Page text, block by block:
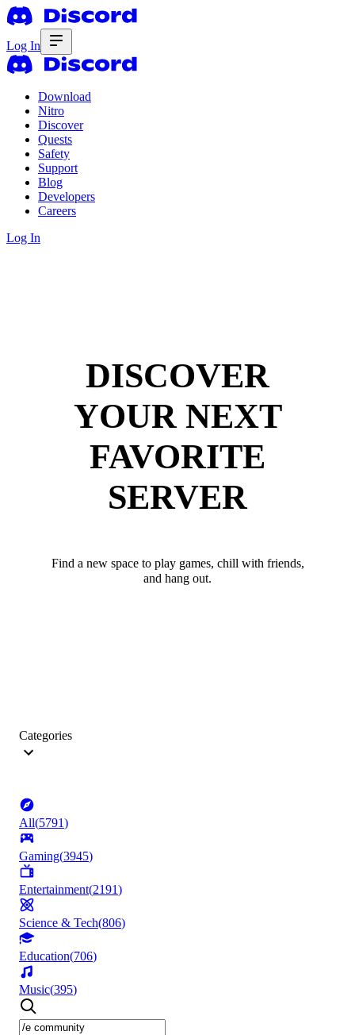
Log In
Download
Nitro
Discover
Quests
Safety
Support
Blog
Developers
Careers
Log In
DISCOVER
YOUR NEXT
FAVORITE
SERVER
Find a new space to play games, chill with friends,
and hang out.
Categories
All(5791)
Gaming(3945)
Entertainment(2191)
Science & Tech(806)
Education(706)
Music(395)